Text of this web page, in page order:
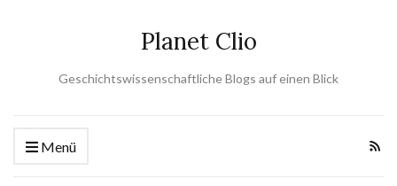
Planet Clio
Geschichtswissenschaftliche Blogs auf einen Blick
Menü